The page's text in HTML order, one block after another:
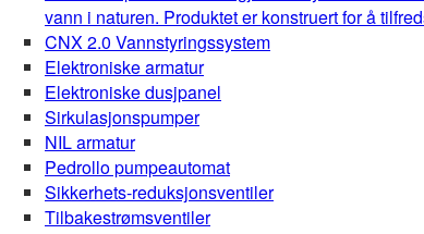
vann i naturen. Produktet er konstruert for å
CNX 2.0 Vannstyringssystem
Elektroniske armatur
Elektroniske dusjpanel
Sirkulasjonspumper
NIL armatur
Pedrollo pumpeautomat
Sikkerhets-reduksjonsventiler
Tilbakestrømsventiler